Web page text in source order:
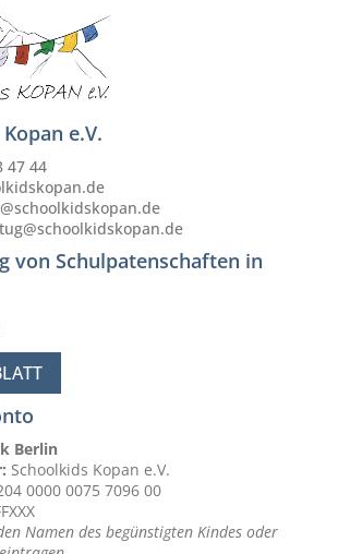
e.V.
47 44
von Schulpatenschaften in
Berlin
Schoolkids Kopan e.V.
0000 0075 7096 00
Namen des begünstigten Kindes oder